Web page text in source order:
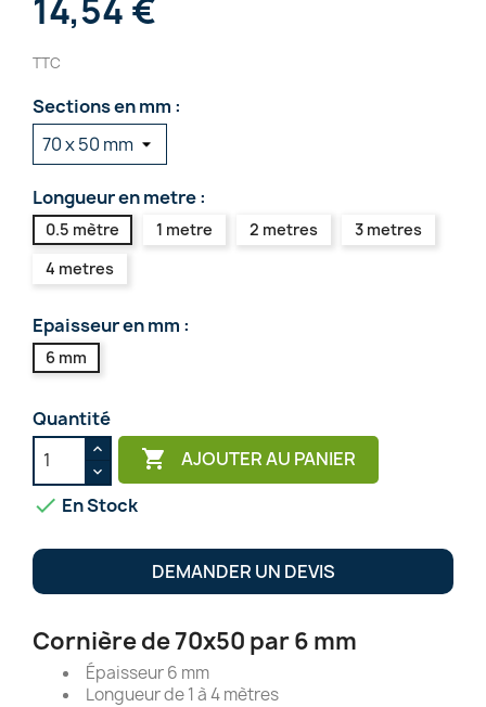
14,54 €
TTC
Sections en mm :
Longueur en metre :
0.5 mètre 1 metre 2 metres
3 metres
4 metres
Epaisseur en mm :
6 mm
Quantité
 AJOUTER AU PANIER
 En Stock
DEMANDER UN DEVIS
Cornière de 70x50 par 6 mm
Épaisseur 6 mm
Longueur de 1 à 4 mètres